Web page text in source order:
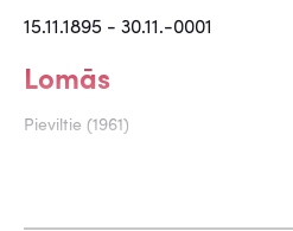
15.11.1895 - 30.11.-0001
Lomās
Pieviltie (1961)